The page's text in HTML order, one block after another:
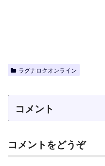
ラグナロクオンライン
コメント
コメントをどうぞ